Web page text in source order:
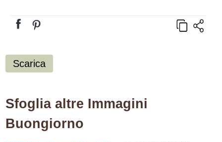
Scarica
Sfoglia altre Immagini
Buongiorno